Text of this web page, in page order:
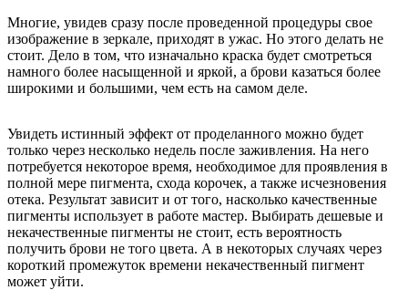
Многие, увидев сразу после проведенной процедуры свое
изображение в зеркале, приходят в ужас. Но этого делать не
стоит. Дело в том, что изначально краска будет смотреться
намного более насыщенной и яркой, а брови казаться более
широкими и большими, чем есть на самом деле.
Увидеть истинный эффект от проделанного можно будет
только через несколько недель после заживления. На него
потребуется некоторое время, необходимое для проявления в
полной мере пигмента, схода корочек, а также исчезновения
отека. Результат зависит и от того, насколько качественные
пигменты использует в работе мастер. Выбирать дешевые и
некачественные пигменты не стоит, есть вероятность
получить брови не того цвета. А в некоторых случаях через
короткий промежуток времени некачественный пигмент
может уйти.